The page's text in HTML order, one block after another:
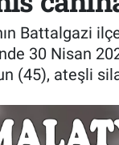
Battalgazi
30 Nisan
(45), ateşli